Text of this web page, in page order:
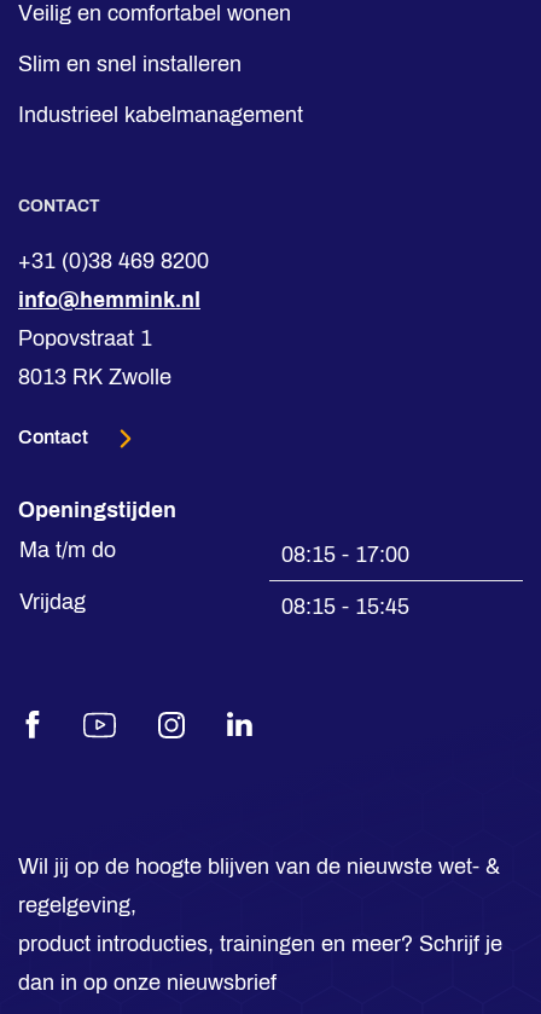
Veilig en comfortabel wonen
Slim en snel installeren
Industrieel kabelmanagement
CONTACT
+31 (0)38 469 8200
info@hemmink.nl
Popovstraat 1
8013 RK Zwolle
Contact
Openingstijden
Ma t/m do
08:15 - 17:00
Vrijdag
08:15 - 15:45
FacebookYoutubeInstagramLinkedIn
Wil jij op de hoogte blijven van de nieuwste wet- &
regelgeving,
product introducties, trainingen en meer? Schrijf je
dan in op onze nieuwsbrief